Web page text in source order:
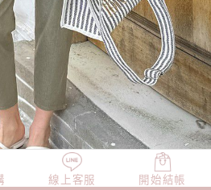
線上客服 開始結帳
TOP100 小編穿搭